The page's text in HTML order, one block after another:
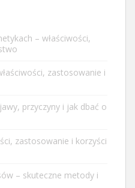
– właściwości,
zastosowanie i
przyczyny i jak dbać o
zastosowanie i korzyści
– skuteczne metody i